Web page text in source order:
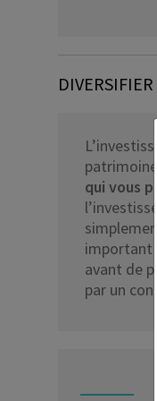
qui vous
important
avant de
par un